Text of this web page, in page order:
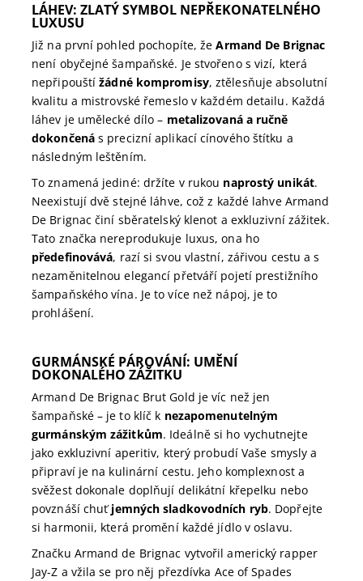
LÁHEV: ZLATÝ SYMBOL NEPŘEKONATELNÉHO
LUXUSU
Již na první pohled pochopíte, žeArmand De Brignac
není obyčejné šampaňské. Je stvořeno s vizí, která
nepřipouštížádné kompromisy, ztělesňuje absolutní
kvalitu a mistrovské řemeslo v každém detailu. Každá
láhev je umělecké dílo – metalizovaná a ručně
dokončenás precizní aplikací cínového štítku a
následným leštěním.
To znamená jediné: držíte v rukou naprostý unikát.
Neexistují dvě stejné láhve, což z každé lahve Armand
De Brignac činí sběratelský klenot a exkluzivní zážitek.
Tato značka nereprodukuje luxus, ona ho
předefinovává, razí si svou vlastní, zářivou cestu a s
nezaměnitelnou elegancí přetváří pojetí prestižního
šampaňského vína. Je to více než nápoj, je to
prohlášení.
GURMÁNSKÉ PÁROVÁNÍ: UMĚNÍ
DOKONALÉHO ZÁŽITKU
Armand De Brignac Brut Gold je víc než jen
šampaňské – je to klíč k nezapomenutelným
gurmánským zážitkům. Ideálně si ho vychutnejte
jako exkluzivní aperitiv, který probudí Vaše smysly a
připraví je na kulinární cestu. Jeho komplexnost a
svěžest dokonale doplňují delikátní křepelku nebo
povznáší chuťjemných sladkovodních ryb. Dopřejte
si harmonii, která promění každé jídlo v oslavu.
Značku Armand de Brignac vytvořil americký rapper
Jay-Z a vžila se pro něj přezdívka Ace of Spades